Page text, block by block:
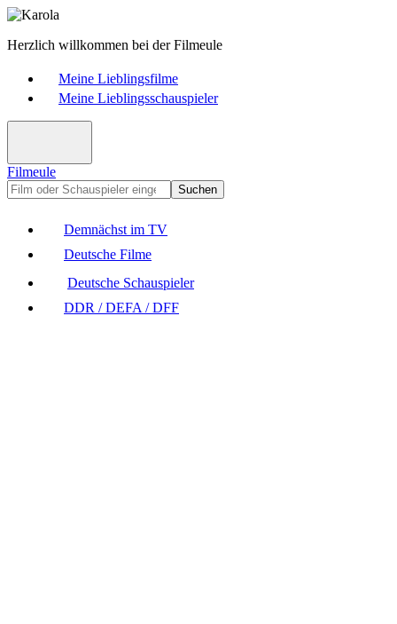
Herzlich willkommen bei der Filmeule
Meine Lieblingsfilme
Meine Lieblingsschauspieler
Filmeule
Suchen
Demnächst im TV
Deutsche Filme
Deutsche Schauspieler
DDR / DEFA / DFF